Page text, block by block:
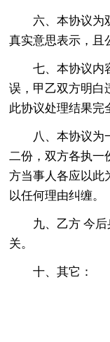
六、本协议为
真实意思表示，且
七、本协议内
误，甲乙双方明白
此协议处理结果完
八、本协议为
二份，双方各执一
方当事人各应以此
以任何理由纠缠。
九、乙方 今
关。
十、其它：